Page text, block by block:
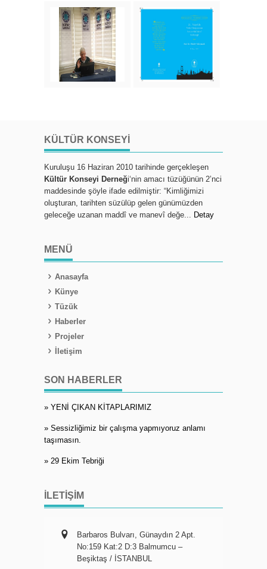
KÜLTÜR KONSEYI
Kuruluşu 16 Haziran 2010 tarihinde gerçekleşen
Kültür Konseyi Derneği‘nin amacı tüzüğünün 2’nci
maddesinde şöyle ifade edilmiştir: “Kimliğimizi
oluşturan, tarihten süzülüp gelen günümüzden
geleceğe uzanan maddî ve manevî değe... Detay
MENÜ
Anasayfa
Künye
Tüzük
Haberler
Projeler
İletişim
SON HABERLER
» YENİ ÇIKAN KİTAPLARIMIZ
» Sessizliğimiz bir çalışma yapmıyoruz anlamı
taşımasın.
» 29 Ekim Tebriği
İLETIŞIM
Barbaros Bulvarı, Günaydın 2 Apt.
No:159 Kat:2 D:3 Balmumcu –
Beşiktaş / İSTANBUL